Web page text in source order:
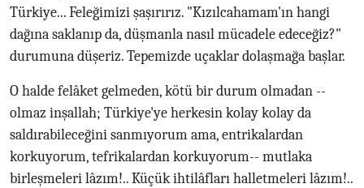
Türkiye... Feleğimizi şaşırırız. "Kızılcahamam'ın hangi
dağına saklanıp da, düşmanla nasıl mücadele edeceğiz?"
durumuna düşeriz. Tepemizde uçaklar dolaşmağa başlar.
O halde felâket gelmeden, kötü bir durum olmadan --
olmaz inşallah; Türkiye'ye herkesin kolay kolay da
saldırabileceğini sanmıyorum ama, entrikalardan
korkuyorum, tefrikalardan korkuyorum-- mutlaka
birleşmeleri lâzım!.. Küçük ihtilâfları halletmeleri lâzım!..